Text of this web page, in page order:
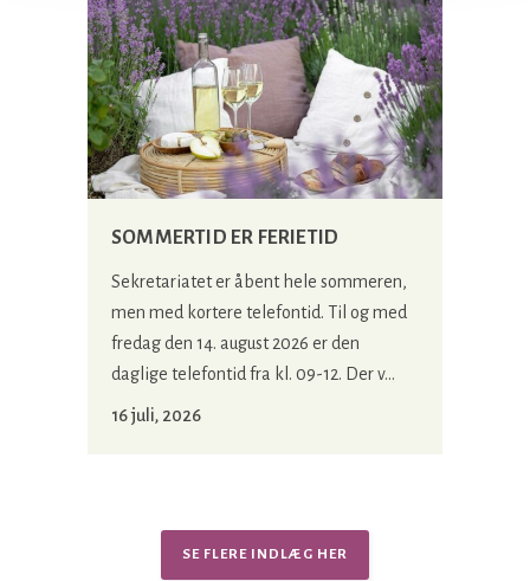
SOMMERTID ER FERIETID
Sekretariatet er åbent hele sommeren,
men med kortere telefontid. Til og med
fredag den 14. august 2026 er den
daglige telefontid fra kl. 09-12. Der v...
16 juli, 2026
SE FLERE INDLÆG HER